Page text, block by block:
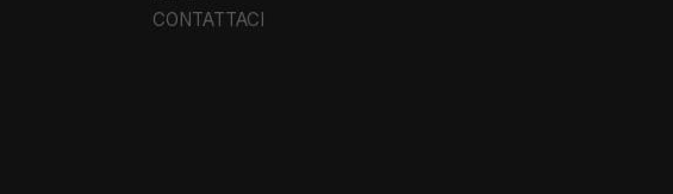
CONTATTACI